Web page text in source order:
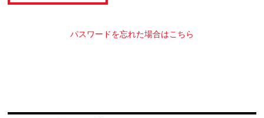
パスワードを忘れた場合はこちら